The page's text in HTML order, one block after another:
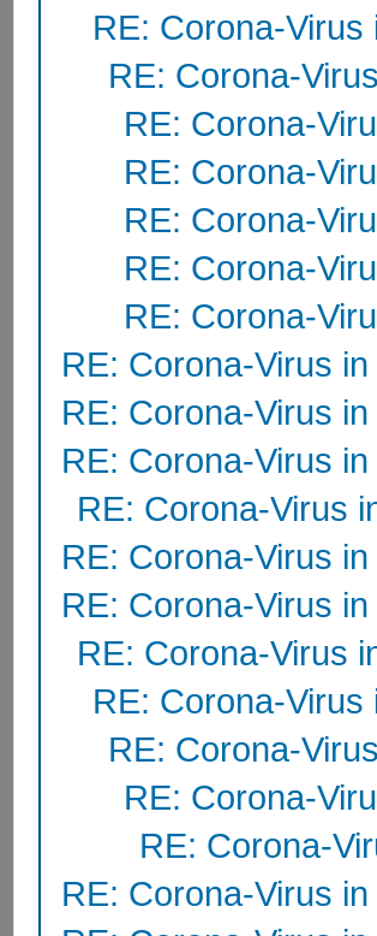
RE: Corona-Virus
RE: Corona-
RE: Corona-
RE: Corona-
RE: Corona-
RE: Corona-
RE: Corona-
RE: Corona-Virus
RE: Corona-Virus
RE: Corona-Virus
RE: Corona-Virus
RE: Corona-Virus
RE: Corona-Virus
RE: Corona-Virus
RE: Corona-Virus
RE: Corona-
RE: Corona-
RE: Corona-
RE: Corona-Virus